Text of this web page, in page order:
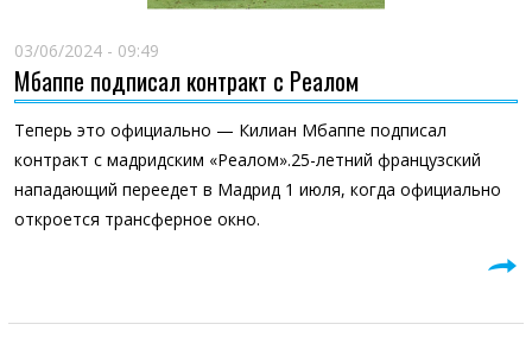
03/06/2024 - 09:49
Мбаппе подписал контракт с Реалом
Теперь это официально — Килиан Мбаппе подписал
контракт с мадридским «Реалом».25-летний французский
нападающий переедет в Мадрид 1 июля, когда официально
откроется трансферное окно.